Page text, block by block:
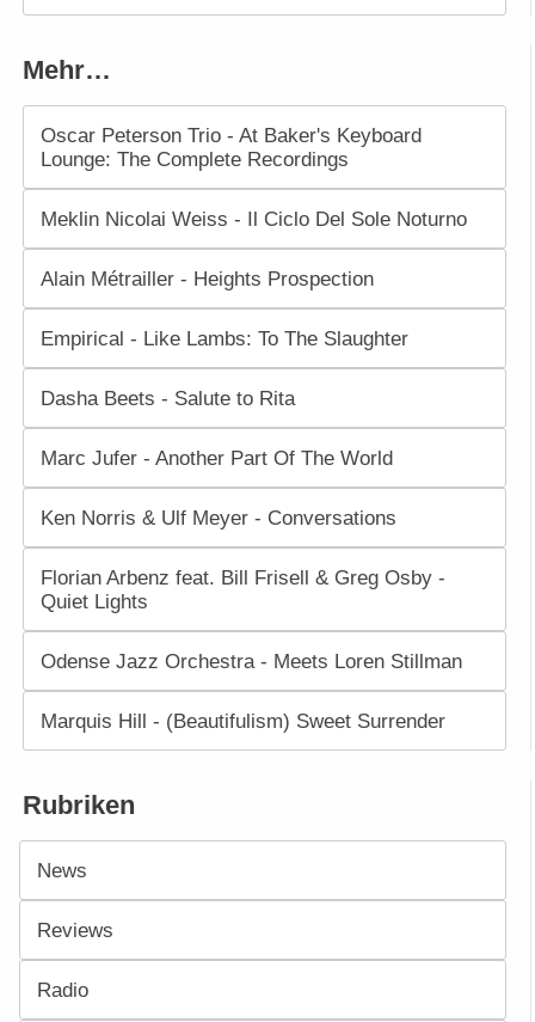
Mehr…
Oscar Peterson Trio - At Baker's Keyboard
Lounge: The Complete Recordings
Meklin Nicolai Weiss - Il Ciclo Del Sole Noturno
Alain Métrailler - Heights Prospection
Empirical - Like Lambs: To The Slaughter
Dasha Beets - Salute to Rita
Marc Jufer - Another Part Of The World
Ken Norris & Ulf Meyer - Conversations
Florian Arbenz feat. Bill Frisell & Greg Osby -
Quiet Lights
Odense Jazz Orchestra - Meets Loren Stillman
Marquis Hill - (Beautifulism) Sweet Surrender
Rubriken
News
Reviews
Radio